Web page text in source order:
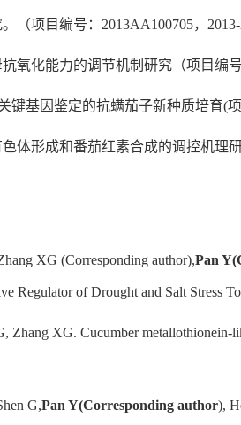
项目编号：2013AA100705，2013-
氧化能力的调节机制研究（项目编号
基因鉴定的抗螨茄子新种质培育(
体形成和番茄红素合成的调控机理
XG (Corresponding author),Pan
Regulator of Drought and Salt Stress
Zhang XG. Cucumber metallothionein-
G,Pan Y(Corresponding author),